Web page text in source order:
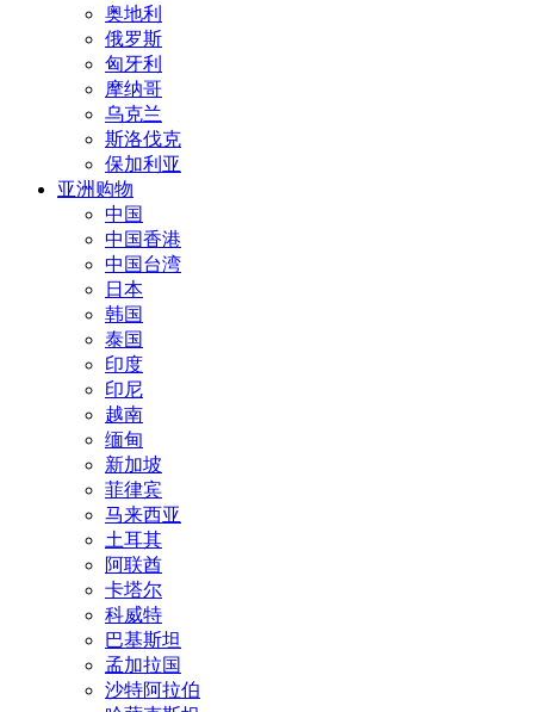
奥地利
俄罗斯
匈牙利
摩纳哥
乌克兰
斯洛伐克
保加利亚
亚洲购物
中国
中国香港
中国台湾
日本
韩国
泰国
印度
印尼
越南
缅甸
新加坡
菲律宾
马来西亚
土耳其
阿联酋
卡塔尔
科威特
巴基斯坦
孟加拉国
沙特阿拉伯